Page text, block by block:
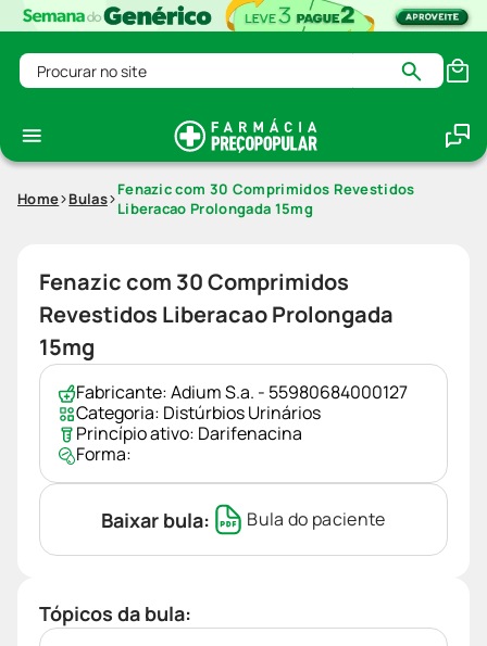
Procurar no site
Home Bulas Fenazic com 30 Comprimidos Revestidos
Liberacao Prolongada 15mg
Fenazic com 30 Comprimidos
Revestidos Liberacao Prolongada
15mg
Fabricante:Adium S.a. - 55980684000127
Categoria: Distúrbios Urinários
Princípio ativo: Darifenacina
Forma:
Baixar bula: Bula do paciente
Tópicos da bula: